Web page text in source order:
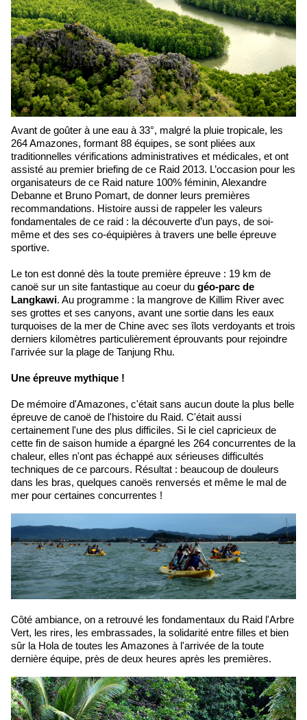
Avant de goûter à une eau à 33°, malgré la pluie tropicale, les
264 Amazones, formant 88 équipes, se sont pliées aux
traditionnelles vérifications administratives et médicales, et ont
assisté au premier briefing de ce Raid 2013. L’occasion pour les
organisateurs de ce Raid nature 100% féminin, Alexandre
Debanne et Bruno Pomart, de donner leurs premières
recommandations. Histoire aussi de rappeler les valeurs
fondamentales de ce raid : la découverte d’un pays, de soi-
même et des ses co-équipières à travers une belle épreuve
sportive.
Le ton est donné dès la toute première épreuve : 19 km de
canoë sur un site fantastique au coeur du géo-parc de
Langkawi. Au programme : la mangrove de Killim River avec
ses grottes et ses canyons, avant une sortie dans les eaux
turquoises de la mer de Chine avec ses îlots verdoyants et trois
derniers kilomètres particulièrement éprouvants pour rejoindre
l'arrivée sur la plage de Tanjung Rhu.
Une épreuve mythique !
De mémoire d'Amazones, c'était sans aucun doute la plus belle
épreuve de canoë de l'histoire du Raid. C'était aussi
certainement l'une des plus difficiles. Si le ciel capricieux de
cette fin de saison humide a épargné les 264 concurrentes de la
chaleur, elles n'ont pas échappé aux sérieuses difficultés
techniques de ce parcours. Résultat : beaucoup de douleurs
dans les bras, quelques canoës renversés et même le mal de
mer pour certaines concurrentes !
Côté ambiance, on a retrouvé les fondamentaux du Raid l'Arbre
Vert, les rires, les embrassades, la solidarité entre filles et bien
sûr la Hola de toutes les Amazones à l'arrivée de la toute
dernière équipe, près de deux heures après les premières.